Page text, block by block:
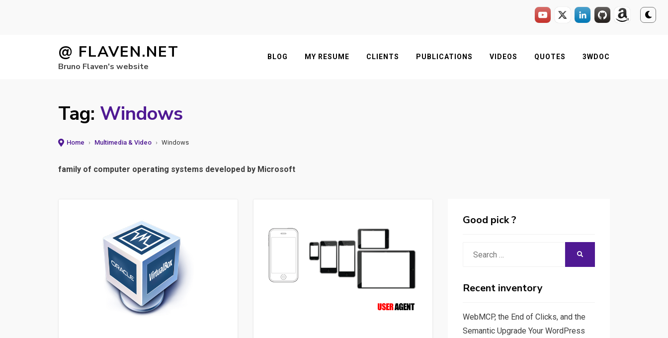
@ FLAVEN.NET
Bruno Flaven's website
BLOG MY RESUME CLIENTS PUBLICATIONS VIDEOS QUOTES 3WDOC
Tag: Windows
Home › Multimedia & Video › Windows
family of computer operating systems developed by Microsoft
Good pick ?
Recent inventory
WebMCP, the End of Clicks, and the
Semantic Upgrade Your WordPress